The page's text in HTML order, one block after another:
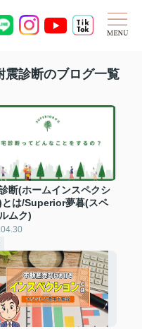
震診断のブログ一覧
断(ホームインスペクシ
とは/Superior夢暮(スペ
ムク)